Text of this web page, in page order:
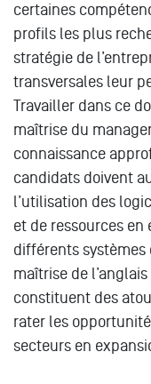
certaines
profils les plus
stratégie de
transversales leur
Travailler dans ce
maîtrise du
connaissance
candidats doivent
l’utilisation des
et de ressources
différents systèmes
maîtrise de
constituent des
rater les
secteurs en